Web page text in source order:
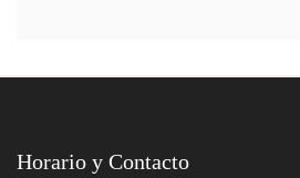
Horario y Contacto